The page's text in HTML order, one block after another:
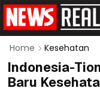
Home Kesehatan
Indonesia-
Baru